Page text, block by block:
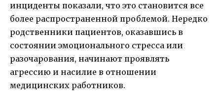
инциденты показали, что это становится все
более распространенной проблемой. Нередко
родственники пациентов, оказавшись в
состоянии эмоционального стресса или
разочарования, начинают проявлять
агрессию и насилие в отношении
медицинских работников.